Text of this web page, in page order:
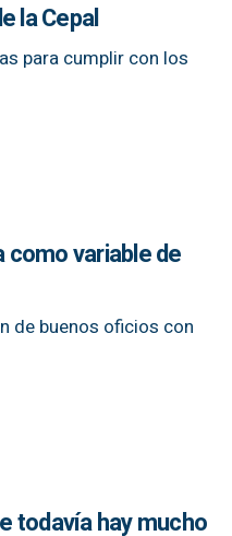
la Cepal
para cumplir con los
como variable de
de buenos oficios con
todavía hay mucho